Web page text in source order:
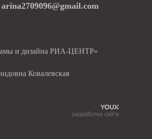
arina2709096@gmail.com
и дизайна РИА-ЦЕНТР»
Ковалевская